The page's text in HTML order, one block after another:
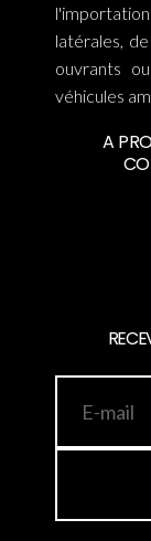
latérales,
ouvrants
véhicules
A